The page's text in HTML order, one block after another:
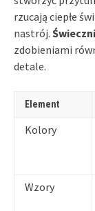
rzucają ciepłe
nastrój.
zdobieniami
detale.
Element
Kolory
Wzory